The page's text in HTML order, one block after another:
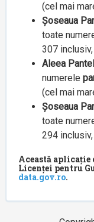
(cel mai
Șoseaua
toate
307
Aleea
numerele
(cel mai
Șoseaua
toate
294
Această
Licenței pentru
data.gov.ro.